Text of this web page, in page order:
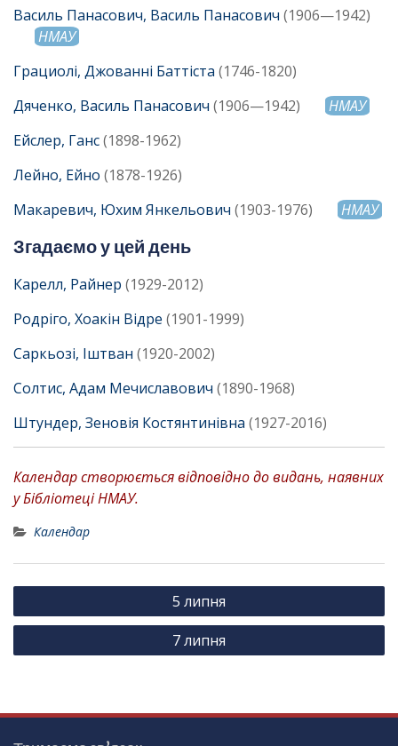
Василь Панасович, Василь Панасович (1906—1942)
НМАУ
Грациолі, Джованні Баттіста (1746-1820)
Дяченко, Василь Панасович (1906—1942) НМАУ
Ейслер, Ганс(1898-1962)
Лейно, Ейно (1878-1926)
Макаревич, Юхим Янкельович (1903-1976) НМАУ
Згадаємо у цей день
Карелл, Райнер (1929-2012)
Родріго, Хоакін Відре (1901-1999)
Саркьозі, Іштван (1920-2002)
Солтис, Адам Мечиславович (1890-1968)
Штундер, Зеновія Костянтинівна (1927-2016)
Календар створюється відповідно до видань, наявних
у Бібліотеці НМАУ.
Календар
Н
а
а
5 липня
7 липня